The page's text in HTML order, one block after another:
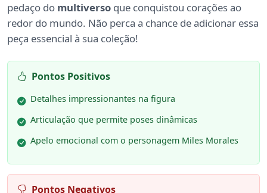
pedaço do multiverso que conquistou corações ao
redor do mundo. Não perca a chance de adicionar essa
peça essencial à sua coleção!
Pontos Positivos
Detalhes impressionantes na figura
Articulação que permite poses dinâmicas
Apelo emocional com o personagem Miles Morales
Pontos Negativos